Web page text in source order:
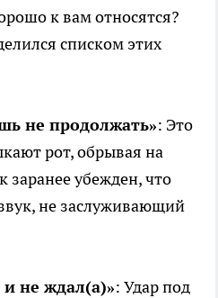
к вам относятся?
списком этих
не продолжать»: Это
рот, обрывая на
заранее убежден, что
не заслуживающий
и не ждал(а)»: Удар под